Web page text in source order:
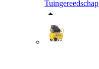
Tuingereedschap